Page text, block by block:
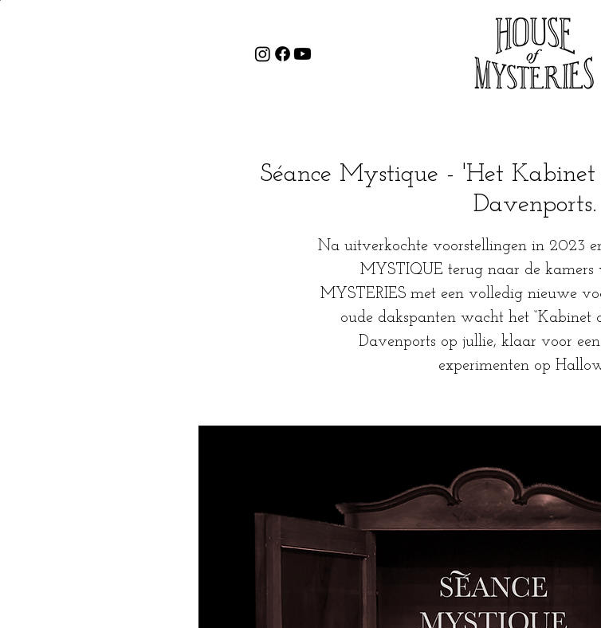
Séance Mystique - 'Het Kabinet
Davenports.
Na uitverkochte voorstellingen in 2023
MYSTIQUE terug naar de kamers
MYSTERIES met een volledig nieuwe
oude dakspanten wacht het “Kabinet
Davenports op jullie, klaar voor
experimenten op